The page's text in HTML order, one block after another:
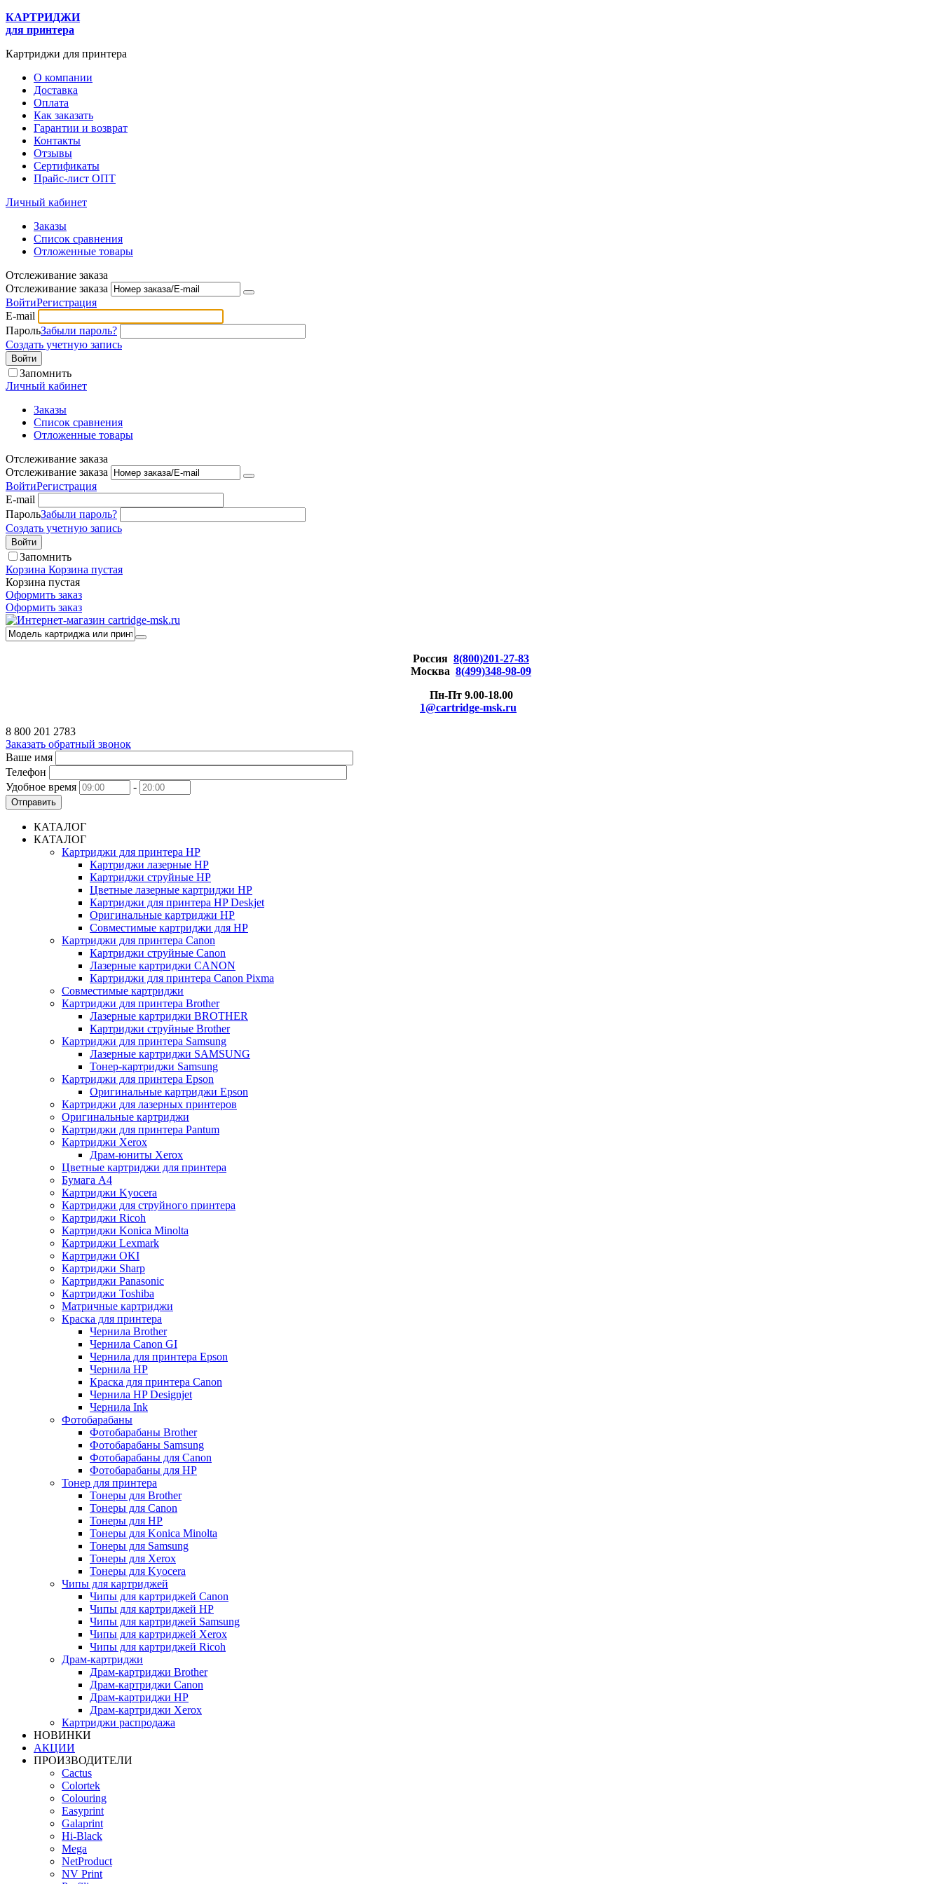
КАРТРИДЖИ
для принтера
Картриджи для принтера
О компании
Доставка
Оплата
Как заказать
Гарантии и возврат
Контакты
Отзывы
Сертификаты
Прайс-лист ОПТ
Личный кабинет
Заказы
Список сравнения
Отложенные товары
Отслеживание заказа
Отслеживание заказа
ВойтиРегистрация
E-mail
ПарольЗабыли пароль?
Создать учетную запись
Войти
Запомнить
Личный кабинет
Заказы
Список сравнения
Отложенные товары
Отслеживание заказа
Отслеживание заказа
ВойтиРегистрация
E-mail
ПарольЗабыли пароль?
Создать учетную запись
Войти
Запомнить
Корзина Корзина пустая
Корзина пустая
Оформить заказ
Оформить заказ
Россия 8(800)201-27-83
Москва 8(499)348-98-09
Пн-Пт 9.00-18.00
1@cartridge-msk.ru
8 800 201 2783
Заказать обратный звонок
Ваше имя
Телефон
Удобное время
-
Отправить
КАТАЛОГ
КАТАЛОГ
Картриджи для принтера HP
Картриджи лазерные HP
Картриджи струйные HP
Цветные лазерные картриджи HP
Картриджи для принтера HP Deskjet
Оригинальные картриджи HP
Совместимые картриджи для HP
Картриджи для принтера Canon
Картриджи струйные Canon
Лазерные картриджи CANON
Картриджи для принтера Canon Pixma
Совместимые картриджи
Картриджи для принтера Brother
Лазерные картриджи BROTHER
Картриджи струйные Brother
Картриджи для принтера Samsung
Лазерные картриджи SAMSUNG
Тонер-картриджи Samsung
Картриджи для принтера Epson
Оригинальные картриджи Epson
Картриджи для лазерных принтеров
Оригинальные картриджи
Картриджи для принтера Pantum
Картриджи Xerox
Драм-юниты Xerox
Цветные картриджи для принтера
Бумага А4
Картриджи Kyocera
Картриджи для струйного принтера
Картриджи Ricoh
Картриджи Konica Minolta
Картриджи Lexmark
Картриджи OKI
Картриджи Sharp
Картриджи Panasonic
Картриджи Toshiba
Матричные картриджи
Краска для принтера
Чернила Brother
Чернила Canon GI
Чернила для принтера Epson
Чернила HP
Краска для принтера Canon
Чернила HP Designjet
Чернила Ink
Фотобарабаны
Фотобарабаны Brother
Фотобарабаны Samsung
Фотобарабаны для Canon
Фотобарабаны для HP
Тонер для принтера
Тонеры для Brother
Тонеры для Canon
Тонеры для HP
Тонеры для Konica Minolta
Тонеры для Samsung
Тонеры для Xerox
Тонеры для Kyocera
Чипы для картриджей
Чипы для картриджей Canon
Чипы для картриджей HP
Чипы для картриджей Samsung
Чипы для картриджей Xerox
Чипы для картриджей Ricoh
Драм-картриджи
Драм-картриджи Brother
Драм-картриджи Canon
Драм-картриджи HP
Драм-картриджи Xerox
Картриджи распродажа
НОВИНКИ
АКЦИИ
ПРОИЗВОДИТЕЛИ
Cactus
Colortek
Colouring
Easyprint
Galaprint
Hi-Black
Mega
NetProduct
NV Print